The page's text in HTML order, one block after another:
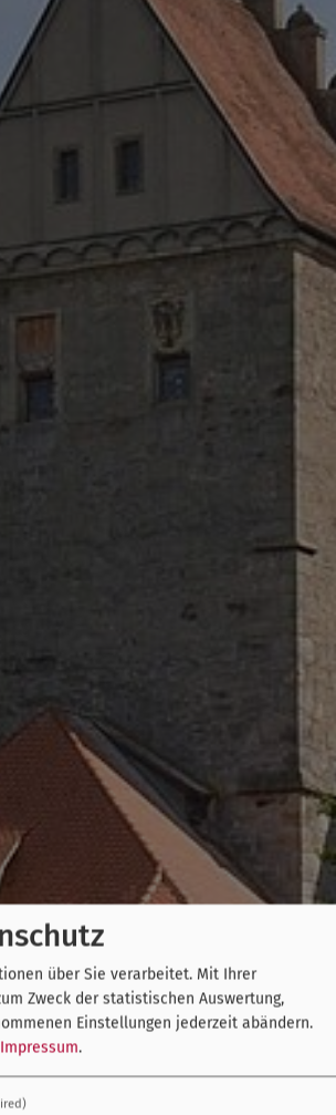
über Sie verarbeitet. Mit Ihrer
Zweck der statistischen Auswertung,
Einstellungen jederzeit abändern.
Impressum.